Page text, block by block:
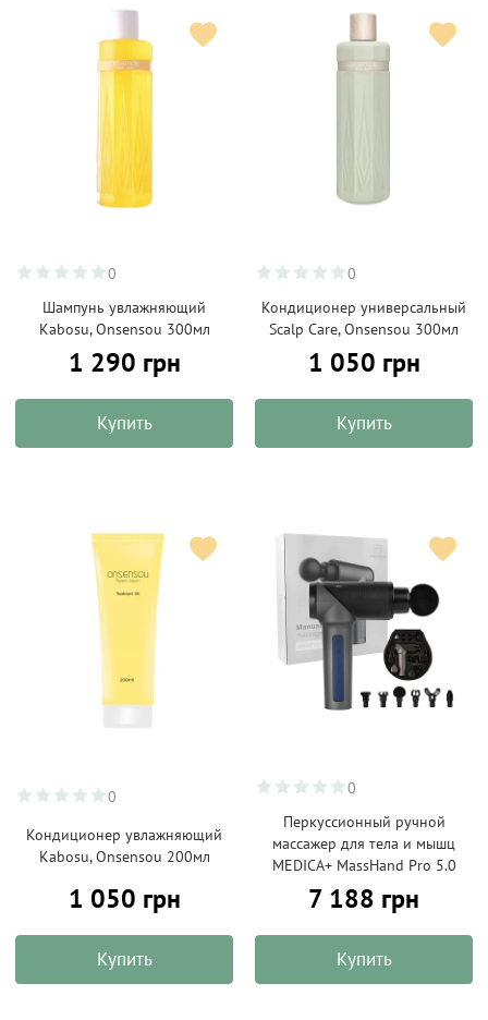
0
Шампунь увлажняющий
Kabosu, Onsensou 300мл
1 290 грн
Купить
0
Кондиционер универсальный
Scalp Care, Onsensou 300мл
1 050 грн
Купить
0
Кондиционер увлажняющий
Kabosu, Onsensou 200мл
1 050 грн
Купить
0
Перкуссионный ручной
массажер для тела и мышц
MEDICA+ MassHand Pro 5.0
7 188 грн
Купить